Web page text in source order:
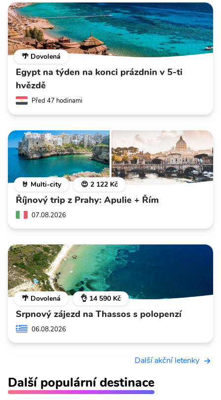
🌴 Dovolená
Egypt na týden na konci prázdnin v 5-ti
hvězdě
Před 47 hodinami
🤘 Multi-city 😍 2 122 Kč
Říjnový trip z Prahy: Apulie + Řím
07.08.2026
🌴 Dovolená 👌 14 590 Kč
Srpnový zájezd na Thassos s polopenzí
06.08.2026
Další akční letenky
Další populární destinace